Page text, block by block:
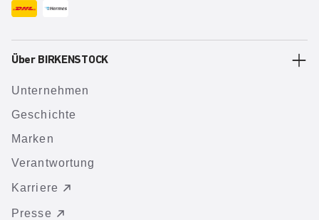
Über BIRKENSTOCK
Unternehmen
Geschichte
Marken
Verantwortung
Karriere
Presse